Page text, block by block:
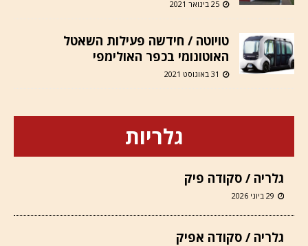
25 בינואר 2021
טויוטה / חידשה פעילות השאטל
האוטונומי בכפר האולימפי
31 באוגוסט 2021
גלריות
גלריה / סקודה פיק
29 ביוני 2026
גלריה / סקודה אפיק